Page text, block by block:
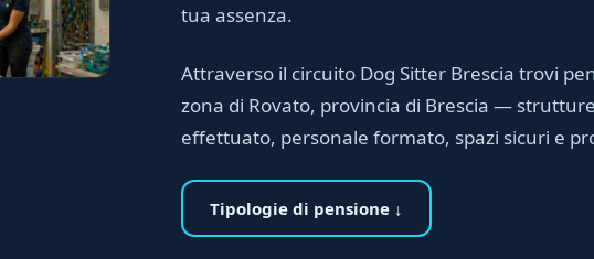
tua assenza.
Attraverso il circuito Dog Sitter Brescia trovi
zona di Rovato, provincia di Brescia —
effettuato, personale formato, spazi sicuri e
Tipologie di pensione ↓